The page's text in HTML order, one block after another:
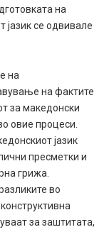
на
јазик се одвивале
на
на фактите
за македонски
овие процеси.
јазик
пресметки и
грижа.
во
за заштитата,